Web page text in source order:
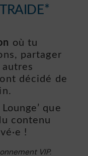
où tu
partager
décidé de
que
contenu
!
VIP.